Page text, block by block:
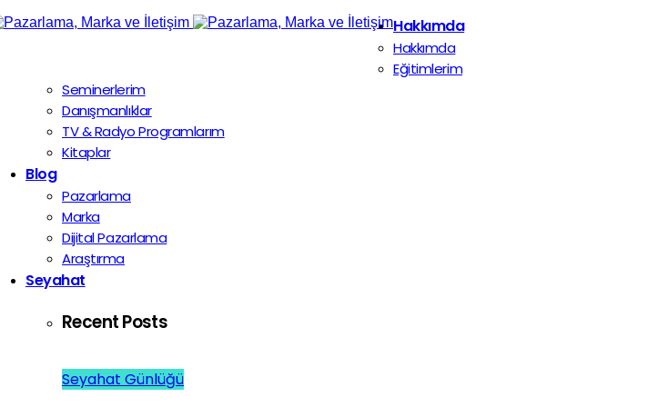
Hakkımda
Hakkımda
Eğitimlerim
Seminerlerim
Danışmanlıklar
TV & Radyo Programlarım
Kitaplar
Blog
Pazarlama
Marka
Dijital Pazarlama
Araştırma
Seyahat
Recent Posts
Seyahat Günlüğü